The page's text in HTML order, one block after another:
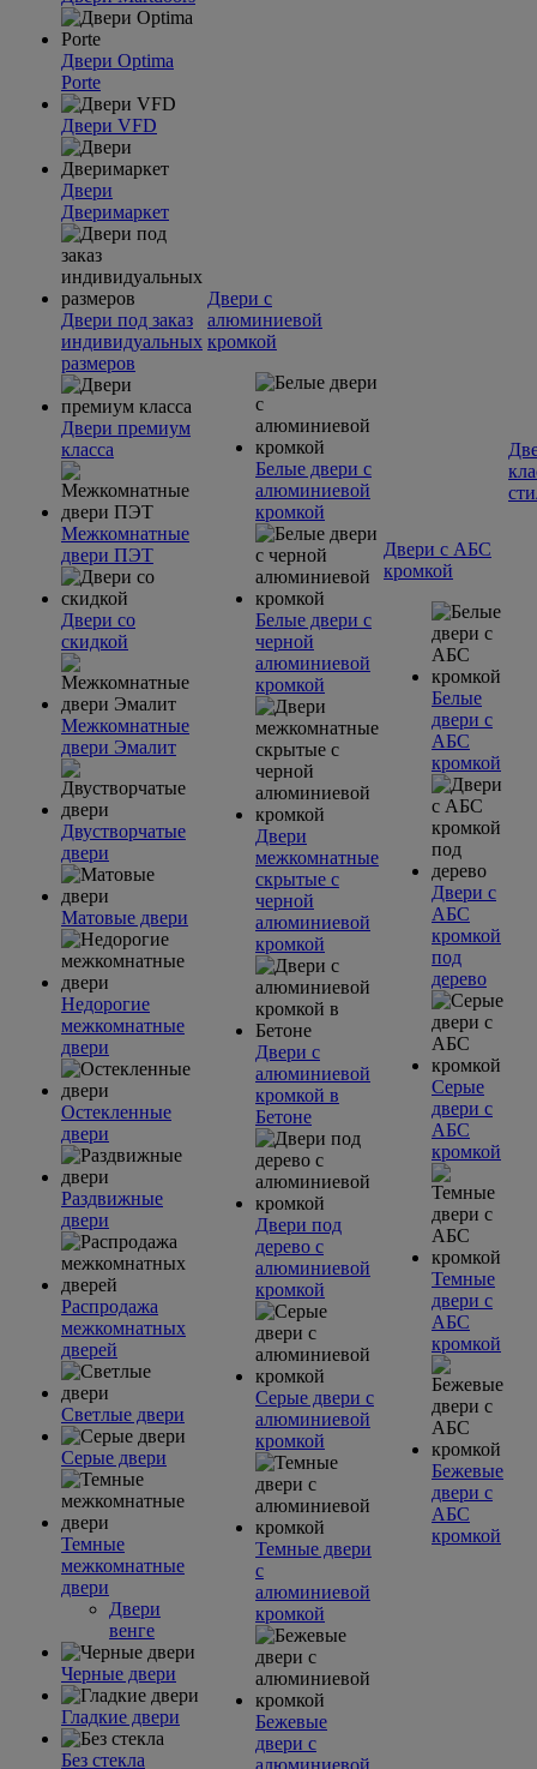
Двери Optima
Porte
Двери VFD
Двери
Дверимаркет
Двери под заказ
индивидуальных
размеров
Двери премиум
класса
Межкомнатные
двери ПЭТ
Двери со
скидкой
Межкомнатные
двери Эмалит
Двустворчатые
двери
Матовые двери
Недорогие
межкомнатные
двери
Остекленные
двери
Раздвижные
двери
Распродажа
межкомнатных
дверей
Светлые двери
Серые двери
Темные
межкомнатные
двери
Двери
венге
Черные двери
Гладкие двери
Без стекла
Двери с
алюминиевой
кромкой
Белые двери с
алюминиевой
кромкой
Белые двери с
черной
алюминиевой
кромкой
Двери
межкомнатные
скрытые с
черной
алюминиевой
кромкой
Двери с
алюминиевой
кромкой в
Бетоне
Двери под
дерево с
алюминиевой
кромкой
Серые двери с
алюминиевой
кромкой
Темные двери
с
алюминиевой
кромкой
Бежевые
двери с
алюминиевой
Двери с АБС
кромкой
Белые
двери с
АБС
кромкой
Двери с
АБС
кромкой
под
дерево
Серые
двери с
АБС
кромкой
Темные
двери с
АБС
кромкой
Бежевые
двери с
АБС
кромкой